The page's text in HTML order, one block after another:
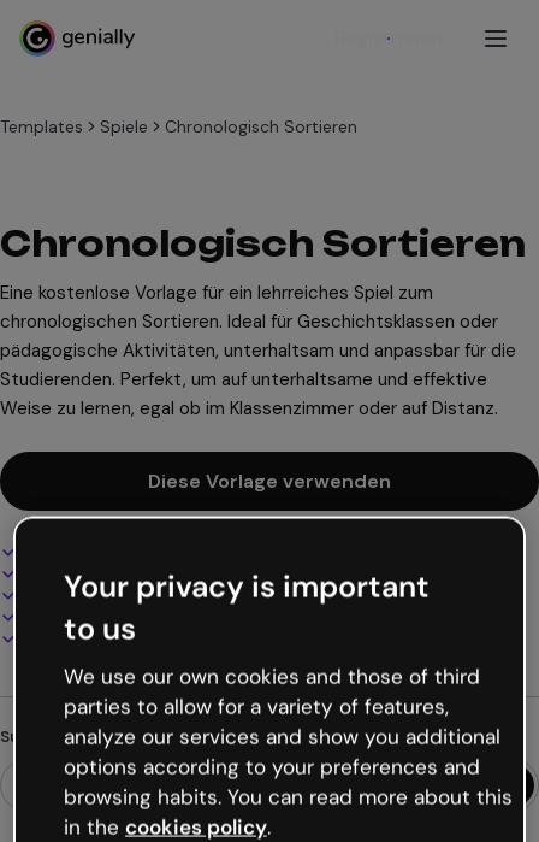
Registrieren
Templates Spiele Chronologisch Sortieren
Chronologisch Sortieren
Eine kostenlose Vorlage für ein lehrreiches Spiel zum
chronologischen Sortieren. Ideal für Geschichtsklassen oder
pädagogische Aktivitäten, unterhaltsam und anpassbar für die
Studierenden. Perfekt, um auf unterhaltsame und effektive
Weise zu lernen, egal ob im Klassenzimmer oder auf Distanz.
Diese Vorlage verwenden
100% anpassbar
Audio, Video und Multimedia hinzufügen
Online präsentieren, teilen oder veröffentlichen
Als PDF, MP4 und andere Formate herunterladen
Suchst du etwas anderes?
Your privacy is important
to us
We use our own cookies and those of third
parties to allow for a variety of features,
analyze our services and show you additional
options according to your preferences and
browsing habits. You can read more about this
in the cookies policy.